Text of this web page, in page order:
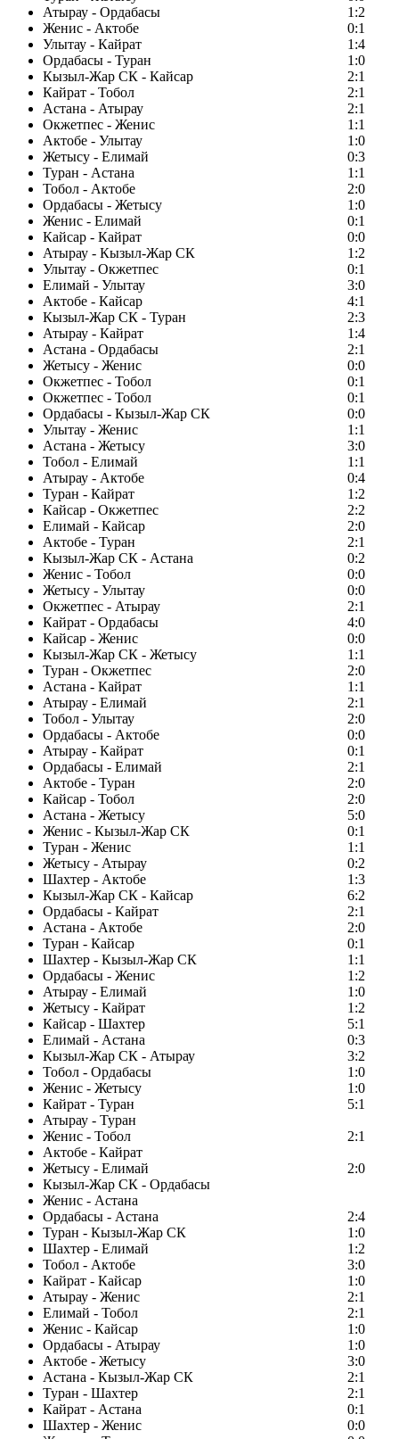
Атырау - Ордабасы
1:2
Женис - Актобе
0:1
Улытау - Кайрат
1:4
Ордабасы - Туран
1:0
Кызыл-Жар СК - Кайсар
2:1
Кайрат - Тобол
2:1
Астана - Атырау
2:1
Окжетпес - Женис
1:1
Актобе - Улытау
1:0
Жетысу - Елимай
0:3
Туран - Астана
1:1
Тобол - Актобе
2:0
Ордабасы - Жетысу
1:0
Женис - Елимай
0:1
Кайсар - Кайрат
0:0
Атырау - Кызыл-Жар СК
1:2
Улытау - Окжетпес
0:1
Елимай - Улытау
3:0
Актобе - Кайсар
4:1
Кызыл-Жар СК - Туран
2:3
Атырау - Кайрат
1:4
Астана - Ордабасы
2:1
Жетысу - Женис
0:0
Окжетпес - Тобол
0:1
Окжетпес - Тобол
0:1
Ордабасы - Кызыл-Жар СК
0:0
Улытау - Женис
1:1
Астана - Жетысу
3:0
Тобол - Елимай
1:1
Атырау - Актобе
0:4
Туран - Кайрат
1:2
Кайсар - Окжетпес
2:2
Елимай - Кайсар
2:0
Актобе - Туран
2:1
Кызыл-Жар СК - Астана
0:2
Женис - Тобол
0:0
Жетысу - Улытау
0:0
Окжетпес - Атырау
2:1
Кайрат - Ордабасы
4:0
Кайсар - Женис
0:0
Кызыл-Жар СК - Жетысу
1:1
Туран - Окжетпес
2:0
Астана - Кайрат
1:1
Атырау - Елимай
2:1
Тобол - Улытау
2:0
Ордабасы - Актобе
0:0
Атырау - Кайрат
0:1
Ордабасы - Елимай
2:1
Актобе - Туран
2:0
Кайсар - Тобол
2:0
Астана - Жетысу
5:0
Женис - Кызыл-Жар СК
0:1
Туран - Женис
1:1
Жетысу - Атырау
0:2
Шахтер - Актобе
1:3
Кызыл-Жар СК - Кайсар
6:2
Ордабасы - Кайрат
2:1
Астана - Актобе
2:0
Туран - Кайсар
0:1
Шахтер - Кызыл-Жар СК
1:1
Ордабасы - Женис
1:2
Атырау - Елимай
1:0
Жетысу - Кайрат
1:2
Кайсар - Шахтер
5:1
Елимай - Астана
0:3
Кызыл-Жар СК - Атырау
3:2
Тобол - Ордабасы
1:0
Женис - Жетысу
1:0
Кайрат - Туран
5:1
Атырау - Туран
Женис - Тобол
2:1
Актобе - Кайрат
Жетысу - Елимай
2:0
Кызыл-Жар СК - Ордабасы
Женис - Астана
Ордабасы - Астана
2:4
Туран - Кызыл-Жар СК
1:0
Шахтер - Елимай
1:2
Тобол - Актобе
3:0
Кайрат - Кайсар
1:0
Атырау - Женис
2:1
Елимай - Тобол
2:1
Женис - Кайсар
1:0
Ордабасы - Атырау
1:0
Актобе - Жетысу
3:0
Астана - Кызыл-Жар СК
2:1
Туран - Шахтер
2:1
Кайрат - Астана
0:1
Шахтер - Женис
0:0